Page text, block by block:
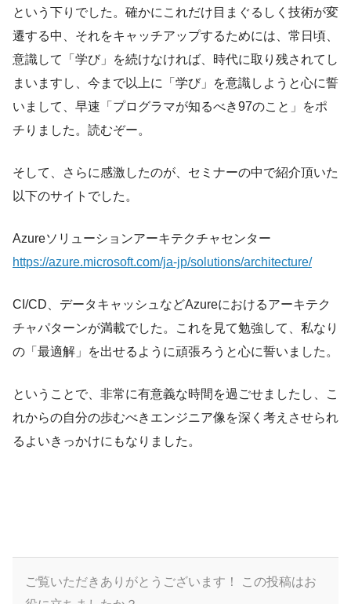
という下りでした。確かにこれだけ目まぐるしく技術が変
遷する中、それをキャッチアップするためには、常日頃、
意識して「学び」を続けなければ、時代に取り残されてし
まいますし、今まで以上に「学び」を意識しようと心に誓
いまして、早速「プログラマが知るべき97のこと」をポ
チりました。読むぞー。
そして、さらに感激したのが、セミナーの中で紹介頂いた
以下のサイトでした。
Azureソリューションアーキテクチャセンター
https://azure.microsoft.com/ja-jp/solutions/architecture/
CI/CD、データキャッシュなどAzureにおけるアーキテク
チャパターンが満載でした。これを見て勉強して、私なり
の「最適解」を出せるように頑張ろうと心に誓いました。
ということで、非常に有意義な時間を過ごせましたし、こ
れからの自分の歩むべきエンジニア像を深く考えさせられ
るよいきっかけにもなりました。
ご覧いただきありがとうございます！
この投稿はお